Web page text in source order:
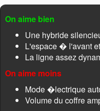
On aime bien
Une hybride
L'espace � l'avant
La ligne assez
On aime moins
Mode �lectrique
Volume du coffre